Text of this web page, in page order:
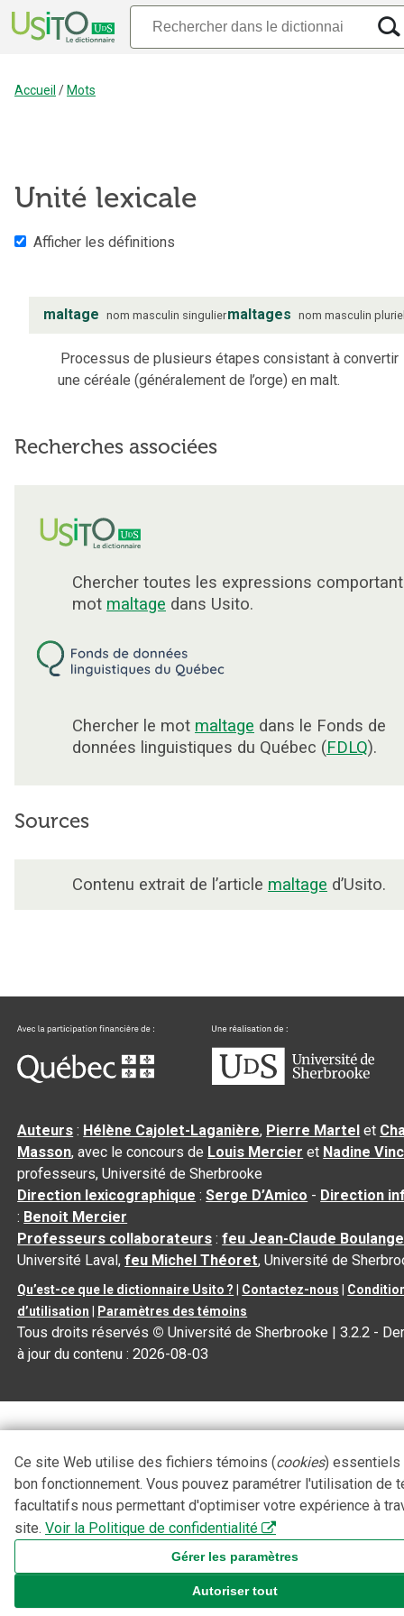
Accueil / Mots
Unité lexicale
Afficher les définitions
maltage nom masculin singuliermaltages nom masculin
Processus de plusieurs étapes consistant à convertir
une céréale (généralement de l’orge) en malt.
Recherches associées
Chercher toutes les expressions
mot maltage dans Usito.
Chercher le mot maltage dans le Fonds de
données linguistiques du Québec (FDLQ).
Sources
Contenu extrait de l’article maltage d’Usito.
Auteurs : Hélène Cajolet-Laganière, Pierre Martel et
Masson, avec le concours de Louis Mercier et Nadine
professeurs, Université de Sherbrooke
Direction lexicographique :Serge D’Amico - Direction
: Benoit Mercier
Professeurs collaborateurs :feu Jean-Claude
Université Laval,feu Michel Théoret, Université de
Qu’est-ce que le dictionnaire Usito ? Contactez-nous
d’utilisation
Paramètres des témoins
Tous droits réservés © Université de Sherbrooke |3.2.2 -
à jour du contenu :2026-08-03
Ce site Web utilise des fichiers témoins (cookies) essentiels
bon fonctionnement. Vous pouvez paramétrer l'utilisation de
facultatifs nous permettant d'optimiser votre expérience à
site. Voir la Politique de confidentialité
Gérer les paramètres
Autoriser tout